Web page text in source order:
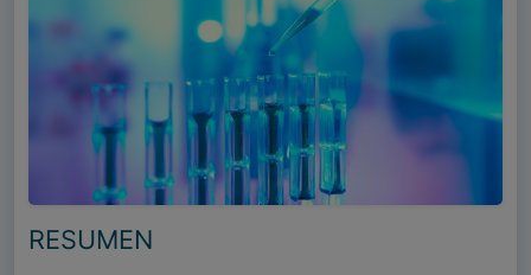
RESUMEN